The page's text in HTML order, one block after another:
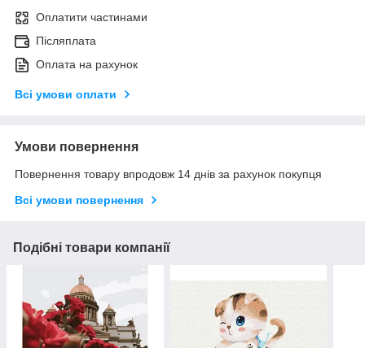
Оплатити частинами
Післяплата
Оплата на рахунок
Всі умови оплати
Умови повернення
Повернення товару впродовж 14 днів за рахунок покупця
Всі умови повернення
Подібні товари компанії